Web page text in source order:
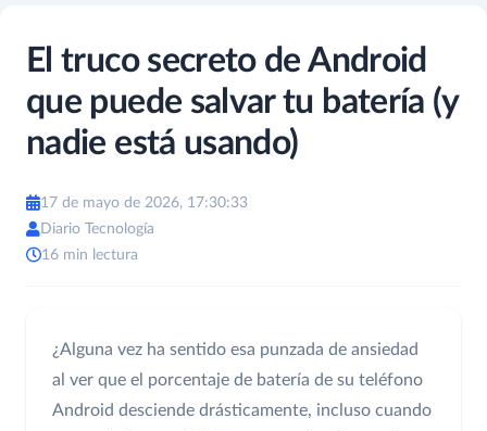
El truco secreto de Android
que puede salvar tu batería (y
nadie está usando)
17 de mayo de 2026, 17:30:33
Diario Tecnología
16 min lectura
¿Alguna vez ha sentido esa punzada de ansiedad
al ver que el porcentaje de batería de su teléfono
Android desciende drásticamente, incluso cuando